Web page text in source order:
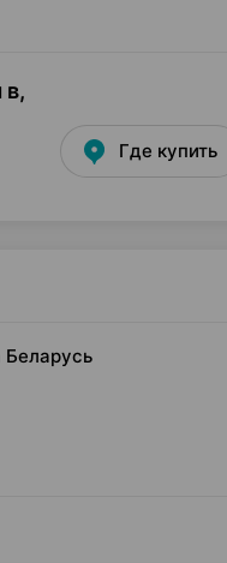
в,
Где купить
Беларусь